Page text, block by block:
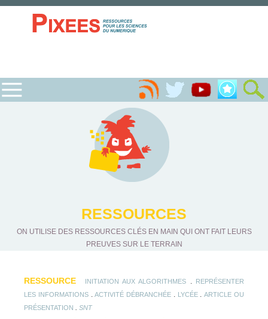
RESSOURCES
ON UTILISE DES RESSOURCES CLÉS EN MAIN QUI ONT FAIT LEURS
PREUVES SUR LE TERRAIN
RESSOURCE INITIATION AUX ALGORITHMES
REPRÉSENTER
LES INFORMATIONS.ACTIVITÉ DÉBRANCHÉE LYCÉE.ARTICLE OU
PRÉSENTATION
SNT